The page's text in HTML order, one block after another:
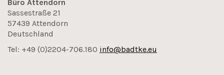
Büro Attendorn
Sassestraße 21
57439 Attendorn
Deutschland
Tel: +49 (0)2204-706.180 info@badtke.eu